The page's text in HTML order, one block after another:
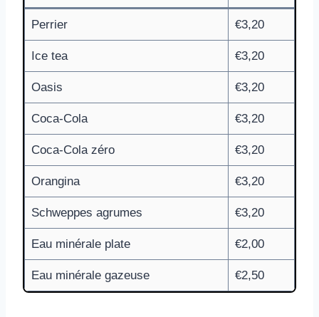
Perrier €3,20
Ice tea €3,20
Oasis €3,20
Coca-Cola €3,20
Coca-Cola zéro €3,20
Orangina €3,20
Schweppes agrumes €3,20
Eau minérale plate €2,00
Eau minérale gazeuse €2,50